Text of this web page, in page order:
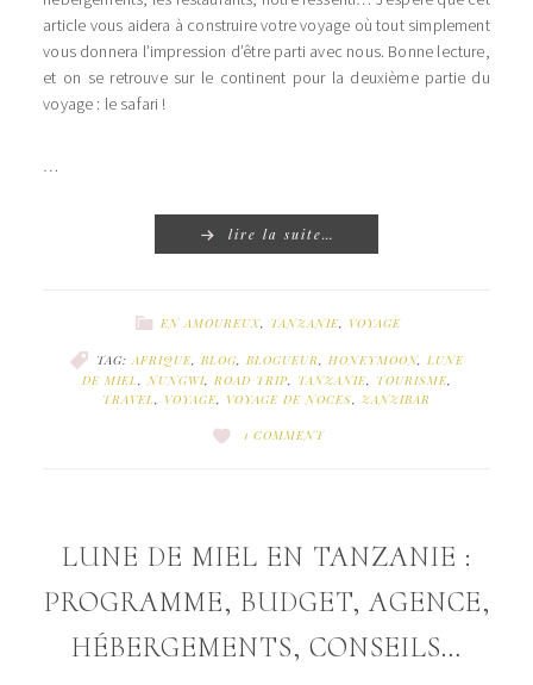
article vous aidera à construire votre voyage où tout simplement
vous donnera l’impression d’être parti avec nous. Bonne lecture,
et on se retrouve sur le continent pour la deuxième partie du
voyage : le safari !
…
lire la suite…
EN AMOUREUX, TANZANIE, VOYAGE
TAG:AFRIQUE, BLOG, BLOGUEUR, HONEYMOON, LUNE
DE MIEL,NUNGWI, ROAD TRIP, TANZANIE, TOURISME,
TRAVEL, VOYAGE, VOYAGE DE NOCES,ZANZIBAR
1 COMMENT
LUNE DE MIEL EN TANZANIE :
PROGRAMME, BUDGET, AGENCE,
HÉBERGEMENTS, CONSEILS…